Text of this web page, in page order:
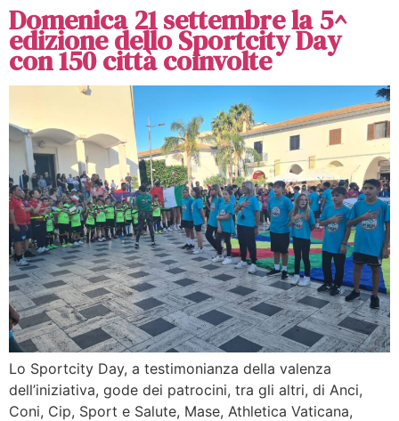
Domenica 21 settembre la 5^
edizione dello Sportcity Day
con 150 città coinvolte
Lo Sportcity Day, a testimonianza della valenza
dell’iniziativa, gode dei patrocini, tra gli altri, di Anci,
Coni, Cip, Sport e Salute, Mase, Athletica Vaticana,